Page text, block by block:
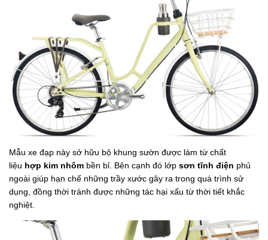
Mẫu xe đạp này sở hữu bộ khung sườn được làm từ chất
liệu hợp kim nhôm bền bỉ. Bên cạnh đó lớp sơn tĩnh điện phủ
ngoài giúp hạn chế những trầy xước gây ra trong quá trình sử
dụng, đồng thời tránh được những tác hại xấu từ thời tiết khắc
nghiệt.